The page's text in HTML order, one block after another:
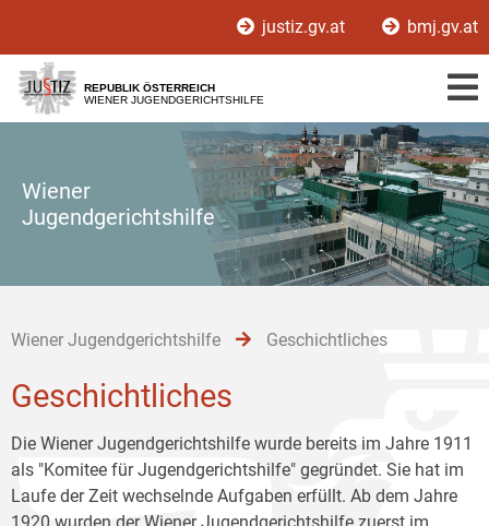
[1]
[2]
[3]
justiz.gv.at bmj.gv.at
REPUBLIK ÖSTERREICH
WIENER JUGENDGERICHTSHILFE
Wiener
Jugendgerichtshilfe
Wiener Jugendgerichtshilfe Geschichtliches
Geschichtliches
Die Wiener Jugendgerichtshilfe wurde bereits im Jahre 1911
als "Komitee für Jugendgerichtshilfe" gegründet. Sie hat im
Laufe der Zeit wechselnde Aufgaben erfüllt. Ab dem Jahre